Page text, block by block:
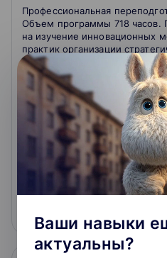
Профессиональная
Объем программы 718 часов.
на изучение инновационных
практик организации
современных организациях,
разносторонний комплекс
дисциплин, раскрывающих не
возможности классических
маркетинга, но и интернет-
маркетинговых
Очно-заочное обучение
3.8 1 отзыво школе
180 000 ₽
Ваши навыки
актуальны?